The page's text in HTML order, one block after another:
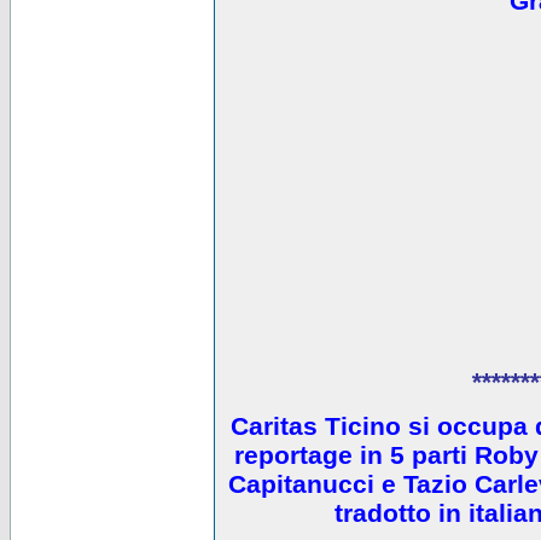
Caritas Ticino si occupa
reportage in 5 parti
Capitanucci e Tazio
tradotto in